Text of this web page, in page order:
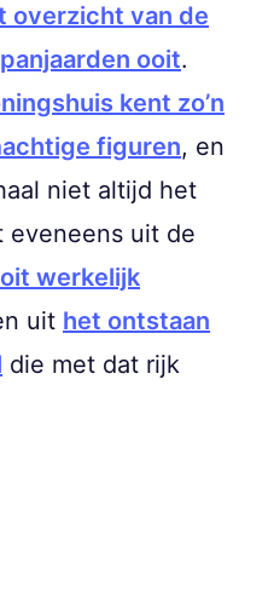
overzicht van de
ooit.
kent zo’n
figuren, en
niet altijd het
eveneens uit de
werkelijk
uit het ontstaan
die met dat rijk